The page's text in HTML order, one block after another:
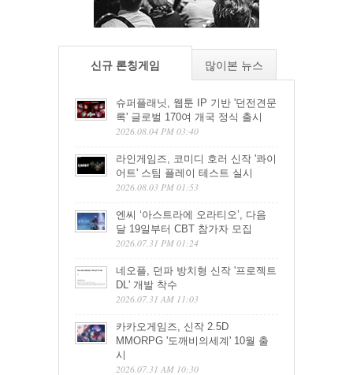
신규 론칭게임 많이본 뉴스
슈퍼플래닛, 웹툰 IP 기반 '던전견문
록' 글로벌 170여 개국 정식 출시
2026.08.04 PM 03:40
라인게임즈, 코미디 호러 신작 '콰이
어트' 스팀 플레이 테스트 실시
2026.08.03 PM 01:53
엔씨 ‘아스트라에 오라티오’, 다음
달 19일부터 CBT 참가자 모집
2026.07.31 PM 01:24
네오플, 던파 방치형 신작 '프로젝트
DL' 개발 착수
2026.07.31 AM 11:03
카카오게임즈, 신작 2.5D
MMORPG '도깨비의세계' 10월 출
시
2026.07.31 AM 10:30